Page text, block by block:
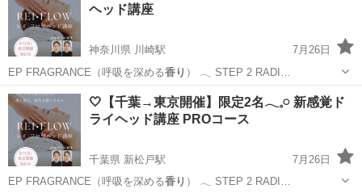
ヘッド講座
神奈川県 川崎駅
7月26日
EP FRAGRANCE（呼吸を深める香り ） 𓂃 STEP 2 RADI…
神奈川 川崎市 川崎駅 ヘッドスパ ヘッド
🤍【千葉→東京開催】限定2名𓂃𓈒𓏸 新感覚ド
ライヘッド講座 PROコース
千葉県 新松戸駅
7月26日
EP FRAGRANCE（呼吸を深める香り ） 𓂃 STEP 2 RADI…